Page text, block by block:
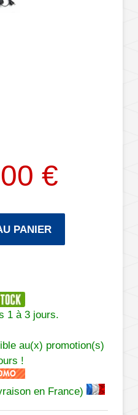
€
PANIER
1 à 3 jours.
au(x) promotion(s)
!
en France)